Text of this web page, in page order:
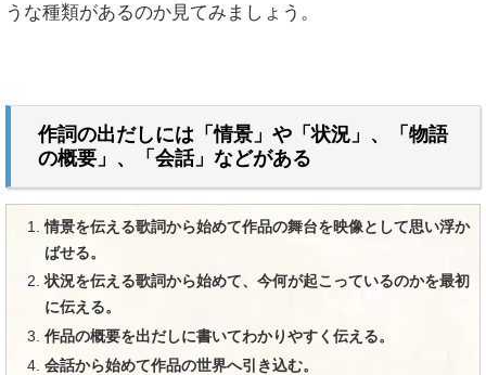
うな種類があるのか見てみましょう。
作詞の出だしには「情景」や「状況」、「物語
の概要」、「会話」などがある
情景を伝える歌詞から始めて作品の舞台を映像として思い浮か
ばせる。
状況を伝える歌詞から始めて、今何が起こっているのかを最初
に伝える。
作品の概要を出だしに書いてわかりやすく伝える。
会話から始めて作品の世界へ引き込む。